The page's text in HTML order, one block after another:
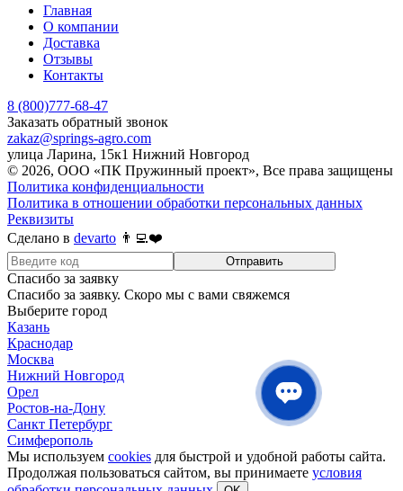
Главная
О компании
Доставка
Отзывы
Контакты
8 (800)777-68-47
Заказать обратный звонок
zakaz@springs-agro.com
улица Ларина, 15к1 Нижний Новгород
© 2026, ООО «ПК Пружинный проект», Все права защищены
Политика конфиденциальности
Политика в отношении обработки персональных данных
Реквизиты
Сделано в devarto 👨‍💻❤️
Отправить
Спасибо за заявку
Спасибо за заявку. Скоро мы с вами свяжемся
Выберите город
Казань
Краснодар
Москва
Нижний Новгород
Орел
Ростов-на-Дону
Санкт Петербург
Симферополь
Мы используем cookies для быстрой и удобной работы сайта.
Продолжая пользоваться сайтом, вы принимаете условия